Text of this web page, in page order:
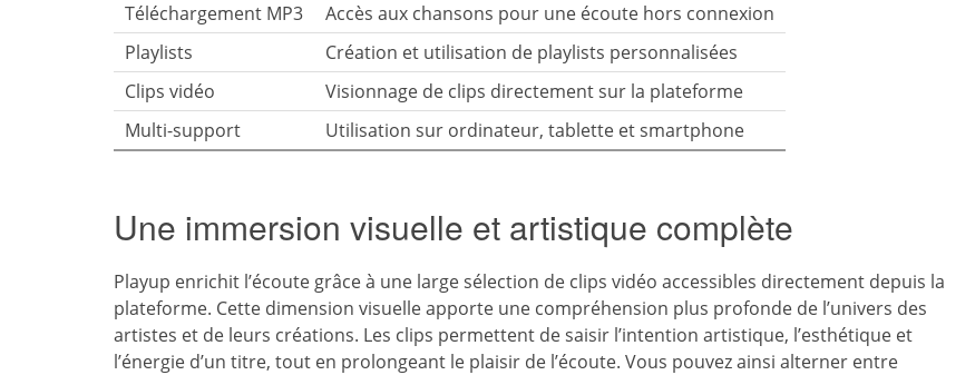
Téléchargement MP3
Accès aux chansons pour une écoute hors connexion
Playlists
Création et utilisation de playlists personnalisées
Clips vidéo
Visionnage de clips directement sur la plateforme
Multi-support
Utilisation sur ordinateur, tablette et smartphone
Une immersion visuelle et artistique complète
Playup enrichit l’écoute grâce à une large sélection de clips vidéo accessibles directement depuis la
plateforme. Cette dimension visuelle apporte une compréhension plus profonde de l’univers des
artistes et de leurs créations. Les clips permettent de saisir l’intention artistique, l’esthétique et
l’énergie d’un titre, tout en prolongeant le plaisir de l’écoute. Vous pouvez ainsi alterner entre